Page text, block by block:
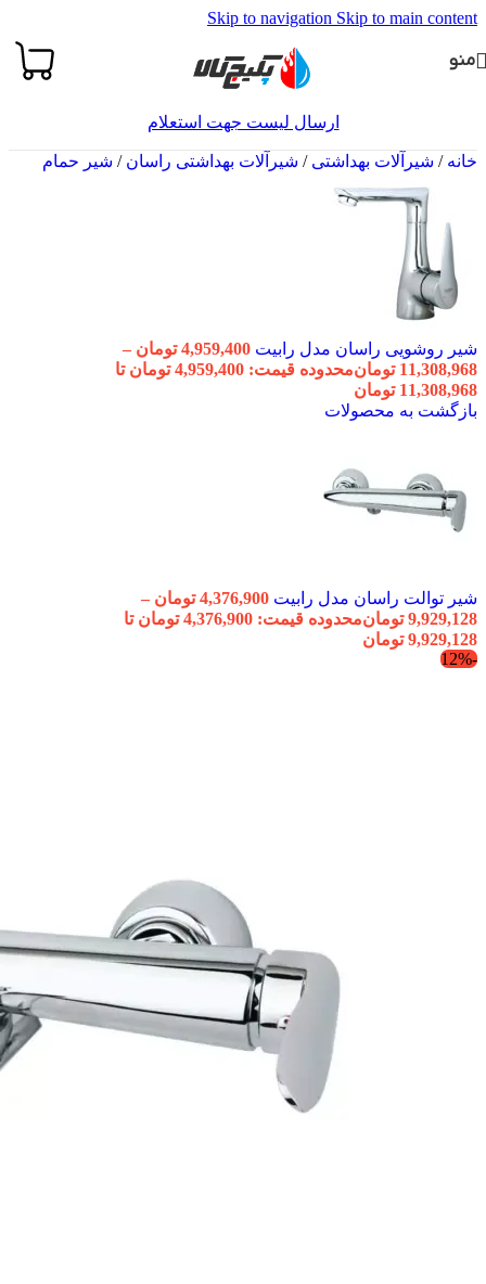
Skip to navigation Skip to main content
منو
ارسال لیست جهت استعلام
خانه/ شیرآلات بهداشتی/ شیرآلات بهداشتی راسان/ شیر حمام
شیر روشویی راسان مدل رابیت 4,959,400 تومان –
11,308,968 تومان
محدوده قیمت: 4,959,400 تومان تا
11,308,968 تومان
بازگشت به محصولات
شیر توالت راسان مدل رابیت 4,376,900 تومان –
9,929,128 تومان
محدوده قیمت: 4,376,900 تومان تا
9,929,128 تومان
-12%